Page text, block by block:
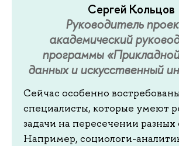
Сергей Кольцов
Руководитель
академический
программы
данных и искусственный
Сейчас особенно
специалисты, которые умеют
задачи на пересечении разных
Например, социологи-